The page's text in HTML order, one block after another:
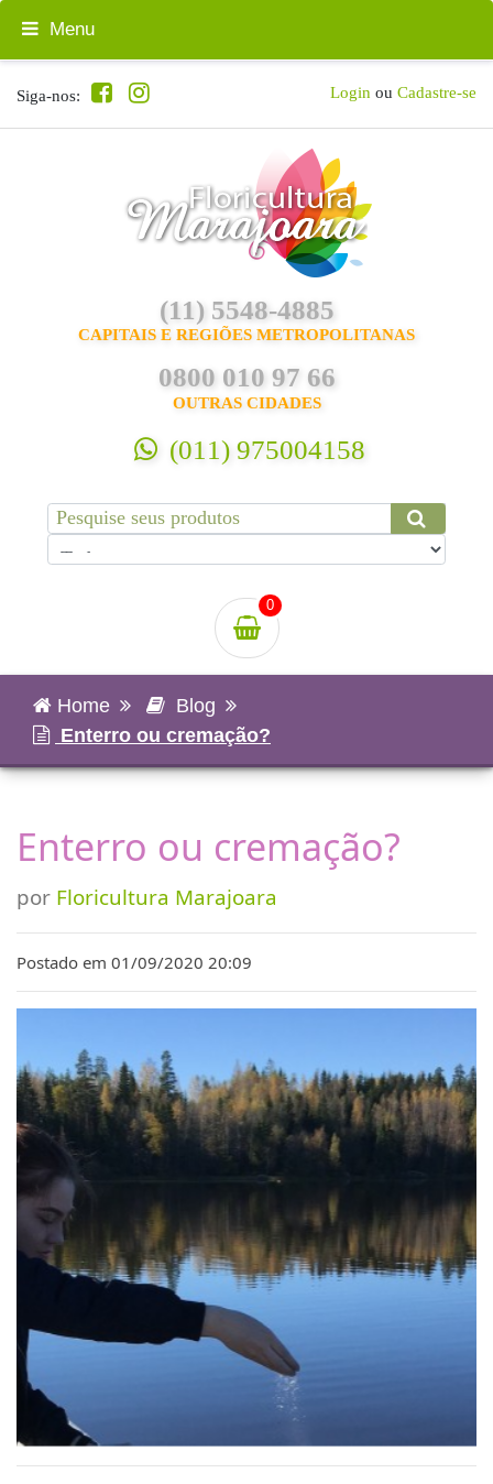
Siga-nos: Login ou Cadastre-se
(11) 5548-4885
CAPITAIS E REGIÕES METROPOLITANAS
0800 010 97 66
OUTRAS CIDADES
(011) 975004158
0
Menu
Home
Blog
Enterro ou cremação?
Enterro ou cremação?
por Floricultura Marajoara
Postado em 01/09/2020 20:09